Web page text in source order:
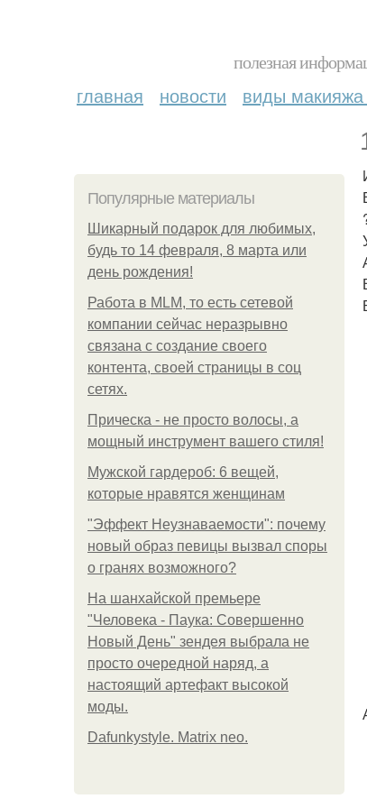
полезная
главная новости виды макияжа
Популярные материалы
Шикарный подарок для любимых,
будь то 14 февраля, 8 марта или
день рождения!
Работа в MLM, то есть сетевой
компании сейчас неразрывно
связана с создание своего
контента, своей страницы в соц
сетях.
Прическа - не просто волосы, а
мощный инструмент вашего стиля!
Мужской гардероб: 6 вещей,
которые нравятся женщинам
"Эффект Неузнаваемости": почему
новый образ певицы вызвал споры
о гранях возможного?
На шанхайской премьере
"Человека - Паука: Совершенно
Новый День" зендея выбрала не
просто очередной наряд, а
настоящий артефакт высокой
моды.
Dafunkystyle. Matrix neo.